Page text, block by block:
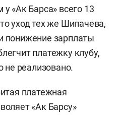
«Ак Барса» всего 13
уход тех же Шипачева,
понижение зарплаты
платежку клубу,
не реализовано.
платежная
«Ак Барсу»